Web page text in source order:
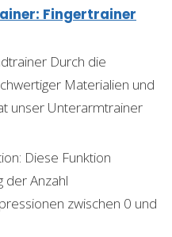
Fingertrainer
Durch die
Materialien und
unser Unterarmtrainer
Diese Funktion
der Anzahl
zwischen 0 und